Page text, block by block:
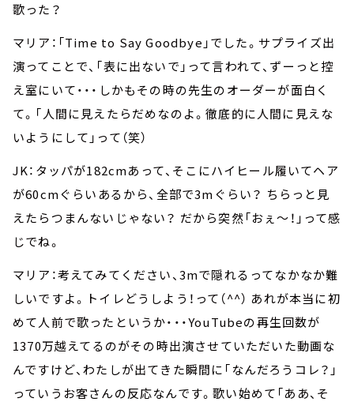
歌った？
マリア：「Time to Say Goodbye」でした。サプライズ出
演ってことで、「表に出ないで」って言われて、ずーっと控
え室にいて・・・しかもその時の先生のオーダーが面白く
て。「人間に見えたらだめなのよ。徹底的に人間に見えな
いようにして」って（笑）
JK：タッパが182cmあって、そこにハイヒール履いてヘア
が60cmぐらいあるから、全部で3mぐらい？ ちらっと見
えたらつまんないじゃない？ だから突然「おぇ～！」って感
じでね。
マリア：考えてみてください、3mで隠れるってなかなか難
しいですよ。トイレどうしよう！って（^^） あれが本当に初
めて人前で歌ったというか・・・YouTubeの再生回数が
1370万越えてるのがその時出演させていただいた動画な
んですけど、わたしが出てきた瞬間に「なんだろうコレ？」
っていうお客さんの反応なんです。歌い始めて「ああ、そ